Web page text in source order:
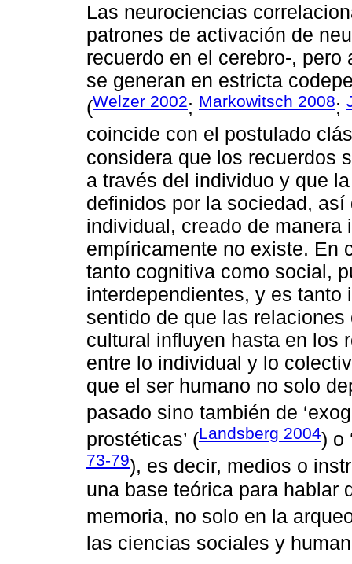
Las neurociencias
patrones de activación de
recuerdo en el cerebro-,
se generan en estricta
(Welzer 2002; Markowitsch 2008;
coincide con el postulado
considera que los recuerdos
a través del individuo y que
definidos por la sociedad,
individual, creado de
empíricamente no existe. En
tanto cognitiva como social,
interdependientes, y es
sentido de que las
cultural influyen hasta en los
entre lo individual y lo
que el ser humano no solo
pasado sino también de
prostéticas’ (Landsberg 2004) o
73-79), es decir, medios o
una base teórica para hablar
memoria, no solo en la
las ciencias sociales y